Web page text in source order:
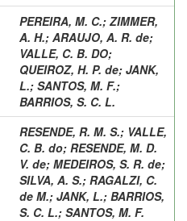
PEREIRA, M. C.; ZIMMER,
A. H.; ARAUJO, A. R. de;
VALLE, C. B. DO;
QUEIROZ, H. P. de; JANK,
L.; SANTOS, M. F.;
BARRIOS, S. C. L.
RESENDE, R. M. S.; VALLE,
C. B. do; RESENDE, M. D.
V. de; MEDEIROS, S. R. de;
SILVA, A. S.; RAGALZI, C.
de M.; JANK, L.; BARRIOS,
S. C. L.; SANTOS, M. F.